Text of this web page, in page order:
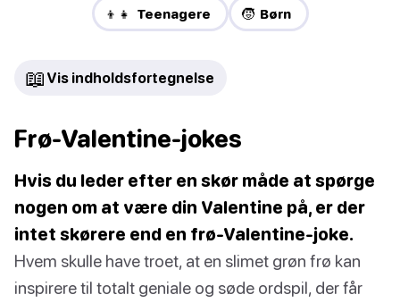
👦👧 Teenagere 🧒 Børn
📖 Vis indholdsfortegnelse
Frø-Valentine-jokes
Hvis du leder efter en skør måde at spørge
nogen om at være din Valentine på, er der
intet skørere end en frø-Valentine-joke.
Hvem skulle have troet, at en slimet grøn frø kan
inspirere til totalt geniale og søde ordspil, der får